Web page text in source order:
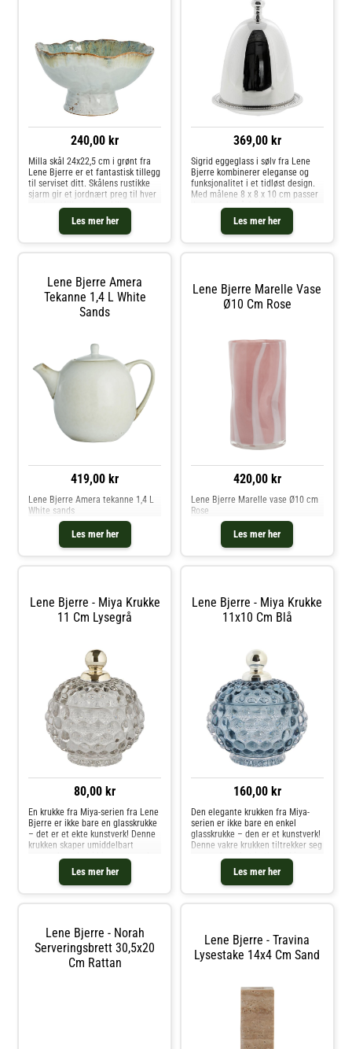
240,00 kr
Les mer her
Milla skål 24x22,5 cm i grønt fra
Lene Bjerre er et fantastisk tillegg
til serviset ditt. Skålens rustikke
sjarm gir et jordnært preg til hver
setting. Milla-serien skiller seg ut
med sin autentiske rustikke appell
takket være sin unike form og
369,00 kr
Les mer her
Sigrid eggeglass i sølv fra Lene
Bjerre kombinerer eleganse og
funksjonalitet i et tidløst design.
Med målene 8 x 8 x 10 cm passer
det perfekt på frokostbordet og
tilfører et sofistikert preg til
serveringen. Den stilrene
utformingen i messing gir en
Lene Bjerre Amera
Tekanne 1,4 L White
Sands
419,00 kr
Les mer her
Lene Bjerre Amera tekanne 1,4 L
White sands
Lene Bjerre Marelle Vase
Ø10 Cm Rose
420,00 kr
Les mer her
Lene Bjerre Marelle vase Ø10 cm
Rose
Lene Bjerre - Miya Krukke
11 Cm Lysegrå
80,00 kr
Les mer her
En krukke fra Miya-serien fra Lene
Bjerre er ikke bare en glasskrukke
– det er et ekte kunstverk! Denne
krukken skaper umiddelbart
oppmerksomhet i hjemmet med
sitt elegante design og unike
glassmønstre. Den er ikke bare et
dekorativt element, men ogs
Lene Bjerre - Miya Krukke
11x10 Cm Blå
160,00 kr
Les mer her
Den elegante krukken fra Miya-
serien er ikke bare en enkel
glasskrukke – den er et kunstverk!
Denne vakre krukken tiltrekker seg
oppmerksomhet i ethvert hjem,
samtidig som den er praktisk. Du
kan bruke den til å oppbevare
smykker eller andre småting,
Lene Bjerre - Norah
Serveringsbrett 30,5x20
Cm Rattan
Lene Bjerre - Travina
Lysestake 14x4 Cm Sand